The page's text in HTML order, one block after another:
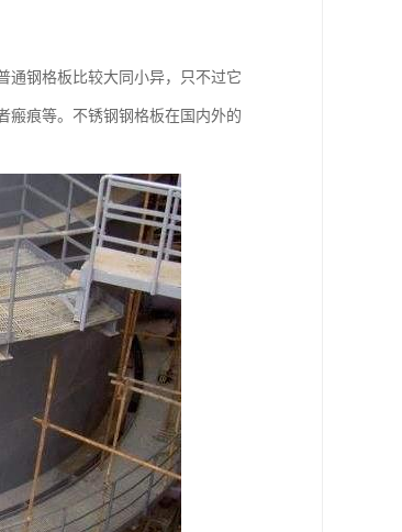
通钢格板比较大同小异，只不过它
瘢痕等。不锈钢钢格板在国内外的